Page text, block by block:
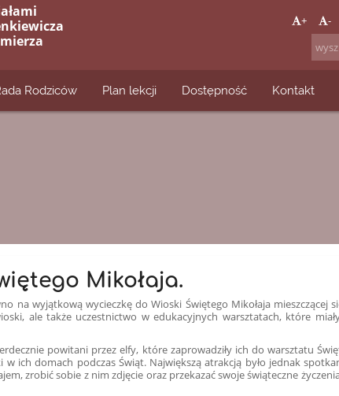
+ -
Rodziców Plan lekcji Dostępność Kontakt
Mikołaja.
na wyjątkową wycieczkę do Wioski Świętego Mikołaja mieszczącej
ale także uczestnictwo w edukacyjnych warsztatach, które
powitani przez elfy, które zaprowadziły ich do warsztatu
ich domach podczas Świąt. Największą atrakcją było jednak
zrobić sobie z nim zdjęcie oraz przekazać swoje świąteczne